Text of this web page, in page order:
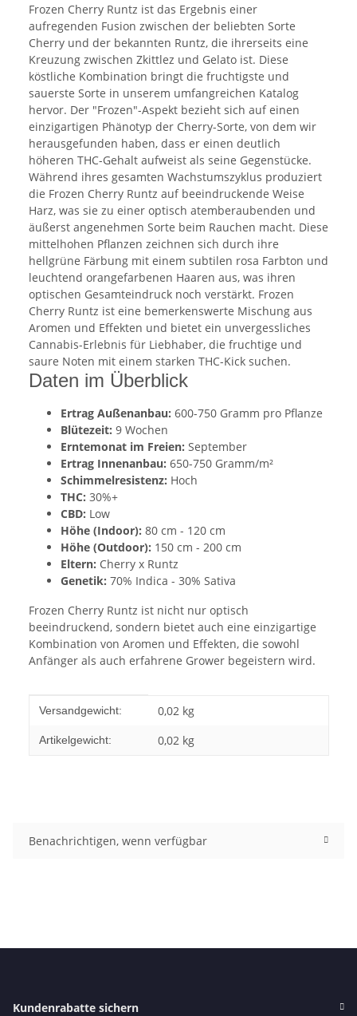
Frozen Cherry Runtz ist das Ergebnis einer
aufregenden Fusion zwischen der beliebten Sorte
Cherry und der bekannten Runtz, die ihrerseits eine
Kreuzung zwischen Zkittlez und Gelato ist. Diese
köstliche Kombination bringt die fruchtigste und
sauerste Sorte in unserem umfangreichen Katalog
hervor. Der "Frozen"-Aspekt bezieht sich auf einen
einzigartigen Phänotyp der Cherry-Sorte, von dem wir
herausgefunden haben, dass er einen deutlich
höheren THC-Gehalt aufweist als seine Gegenstücke.
Während ihres gesamten Wachstumszyklus produziert
die Frozen Cherry Runtz auf beeindruckende Weise
Harz, was sie zu einer optisch atemberaubenden und
äußerst angenehmen Sorte beim Rauchen macht. Diese
mittelhohen Pflanzen zeichnen sich durch ihre
hellgrüne Färbung mit einem subtilen rosa Farbton und
leuchtend orangefarbenen Haaren aus, was ihren
optischen Gesamteindruck noch verstärkt. Frozen
Cherry Runtz ist eine bemerkenswerte Mischung aus
Aromen und Effekten und bietet ein unvergessliches
Cannabis-Erlebnis für Liebhaber, die fruchtige und
saure Noten mit einem starken THC-Kick suchen.
Daten im Überblick
Ertrag Außenanbau: 600-750 Gramm pro Pflanze
Blütezeit: 9 Wochen
Erntemonat im Freien: September
Ertrag Innenanbau: 650-750 Gramm/m²
Schimmelresistenz: Hoch
THC: 30%+
CBD: Low
Höhe (Indoor): 80 cm - 120 cm
Höhe (Outdoor): 150 cm - 200 cm
Eltern: Cherry x Runtz
Genetik: 70% Indica - 30% Sativa
Frozen Cherry Runtz ist nicht nur optisch
beeindruckend, sondern bietet auch eine einzigartige
Kombination von Aromen und Effekten, die sowohl
Anfänger als auch erfahrene Grower begeistern wird.
Produkteigenschaft
Wert
Versandgewicht: 0,02 kg
Artikelgewicht: 0,02 kg
Benachrichtigen, wenn verfügbar
Kundenrabatte sichern